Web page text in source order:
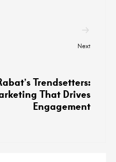
Next
Trendsetters:
That Drives
Engagement